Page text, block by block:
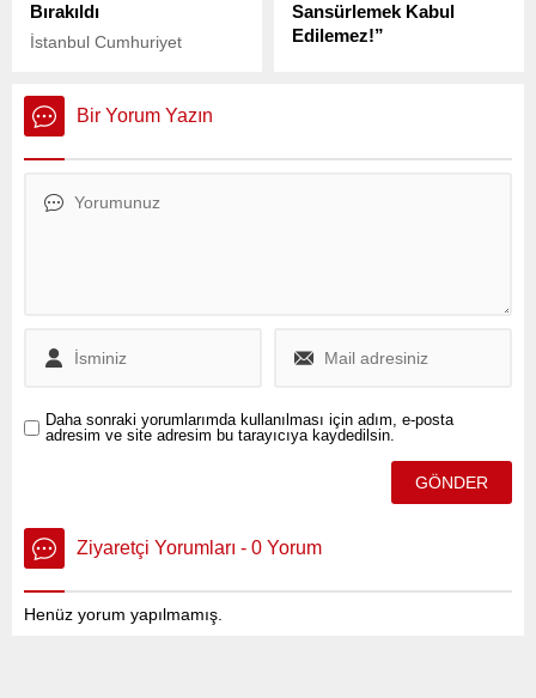
Bırakıldı
İstanbul Cumhuriyet
kapsamında tutuklanan
İstanbul Büyükşehir
Belediyesi (İBB) Meclisi
Komisyonu Başkanı Ertan
Sansürlemek Kabul
Edilemez!”
Gezi Davası’ndan tutuklu
Bir Yorum Yazın
Daha sonraki yorumlarımda kullanılması için adım, e-posta
adresim ve site adresim bu tarayıcıya kaydedilsin.
Ziyaretçi Yorumları - 0 Yorum
Henüz yorum yapılmamış.